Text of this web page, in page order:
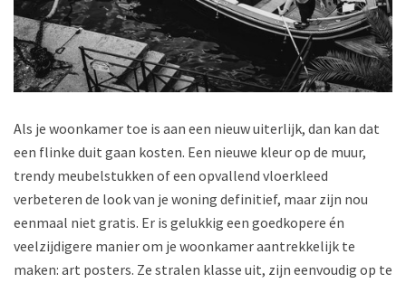
Als je woonkamer toe is aan een nieuw uiterlijk, dan kan dat
een flinke duit gaan kosten. Een nieuwe kleur op de muur,
trendy meubelstukken of een opvallend vloerkleed
verbeteren de look van je woning definitief, maar zijn nou
eenmaal niet gratis. Er is gelukkig een goedkopere én
veelzijdigere manier om je woonkamer aantrekkelijk te
maken: art posters. Ze stralen klasse uit, zijn eenvoudig op te